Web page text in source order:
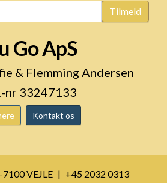
Tilmeld
Go ApS
& Flemming Andersen
nr 33247133
Kontakt os
VEJLE
+45 2032 0313